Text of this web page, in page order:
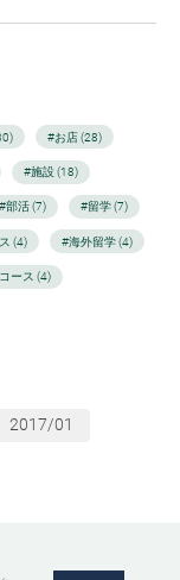
#お店 (28)
#施設 (18)
#部活 (7) #留学 (7)
(4) #海外留学 (4)
ース (4)
2017/01